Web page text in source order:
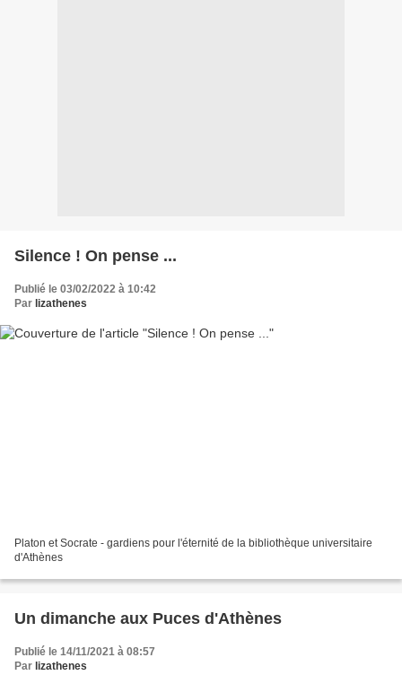
Silence ! On pense ...
Publié le 03/02/2022 à 10:42
Par lizathenes
Platon et Socrate - gardiens pour l'éternité de la bibliothèque universitaire
d'Athènes
Un dimanche aux Puces d'Athènes
Publié le 14/11/2021 à 08:57
Par lizathenes